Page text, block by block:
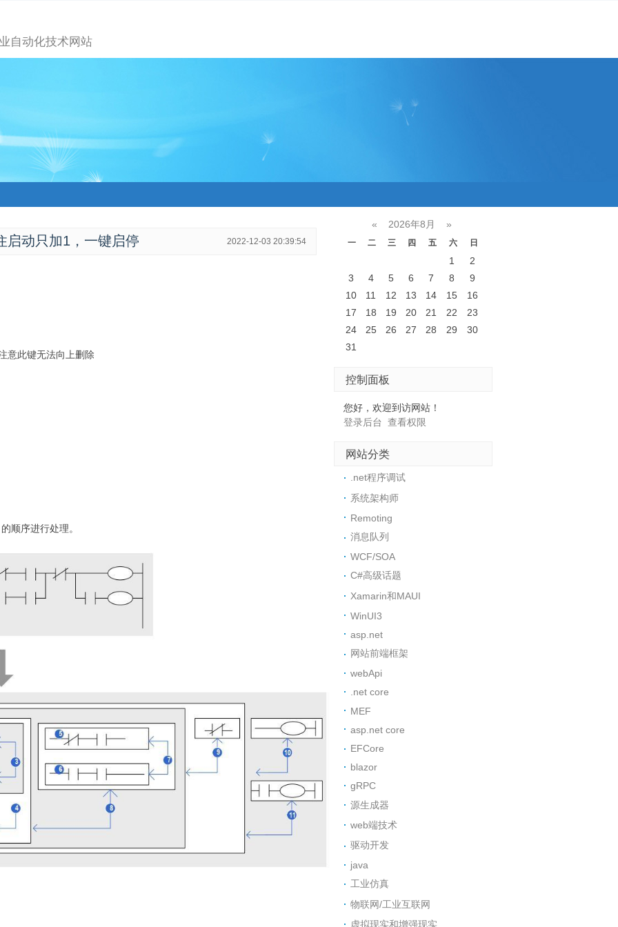
自动化技术网站
启动只加1，一键启停 2022-12-03 20:39:54
此键无法向上删除
的顺序进行处理。
« 2026年8月 »
一 二 三 四 五 六 日
1
2
3
4 5 6 7 8
9
10
11 12 13 14 15
16
17
18 19 20 21 22
23
24
25 26 27 28 29
30
31
控制面板
您好，欢迎到访网站！
登录后台 查看权限
网站分类
.net程序调试
系统架构师
Remoting
消息队列
WCF/SOA
C#高级话题
Xamarin和MAUI
WinUI3
asp.net
网站前端框架
webApi
.net core
MEF
asp.net core
EFCore
blazor
gRPC
源生成器
web端技术
驱动开发
java
工业仿真
物联网/工业互联网
虚拟现实和增强现实